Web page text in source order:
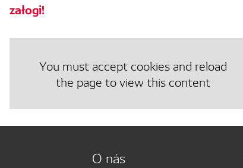
załogi!
You must accept cookies and reload
the page to view this content
O nás